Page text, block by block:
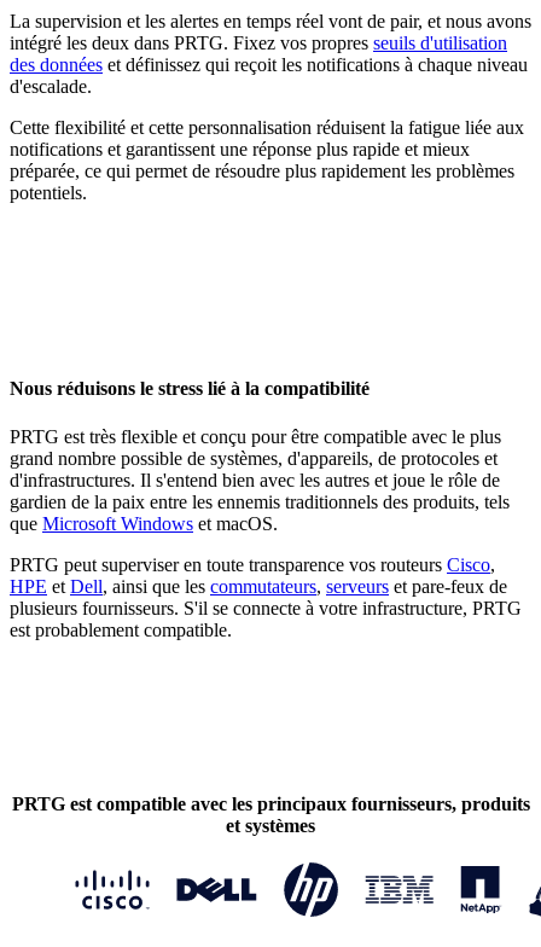
La supervision et les alertes en temps réel vont de pair, et nous avons
intégré les deux dans PRTG. Fixez vos propres seuils d'utilisation
des données et définissez qui reçoit les notifications à chaque niveau
d'escalade.
Cette flexibilité et cette personnalisation réduisent la fatigue liée aux
notifications et garantissent une réponse plus rapide et mieux
préparée, ce qui permet de résoudre plus rapidement les problèmes
potentiels.
Nous réduisons le stress lié à la compatibilité
PRTG est très flexible et conçu pour être compatible avec le plus
grand nombre possible de systèmes, d'appareils, de protocoles et
d'infrastructures. Il s'entend bien avec les autres et joue le rôle de
gardien de la paix entre les ennemis traditionnels des produits, tels
que Microsoft Windows et macOS.
PRTG peut superviser en toute transparence vos routeurs Cisco,
HPE et Dell, ainsi que les commutateurs, serveurs et pare-feux de
plusieurs fournisseurs. S'il se connecte à votre infrastructure, PRTG
est probablement compatible.
PRTG est compatible avec les principaux fournisseurs, produits
et systèmes